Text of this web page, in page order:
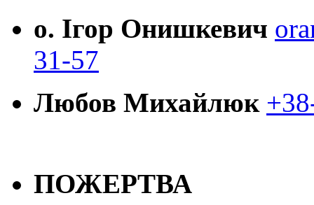
о. Ігор Онишкевич
31-57
Любов Михайлюк
ПОЖЕРТВА